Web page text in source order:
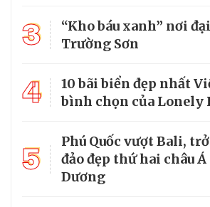
3
“Kho báu xanh” nơi
Trường Sơn
4
10 bãi biển đẹp nhất
bình chọn của Lonely
5
Phú Quốc vượt Bali,
đảo đẹp thứ hai châu
Dương